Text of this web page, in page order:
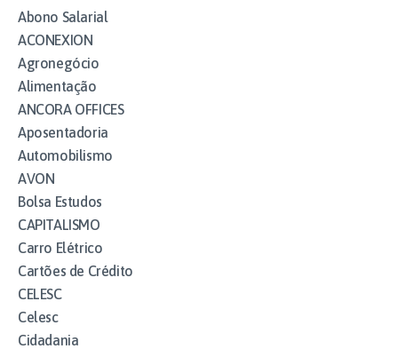
Abono Salarial
ACONEXION
Agronegócio
Alimentação
ANCORA OFFICES
Aposentadoria
Automobilismo
AVON
Bolsa Estudos
CAPITALISMO
Carro Elétrico
Cartões de Crédito
CELESC
Celesc
Cidadania